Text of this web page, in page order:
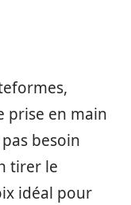
prise en main
besoin
tirer le
idéal pour